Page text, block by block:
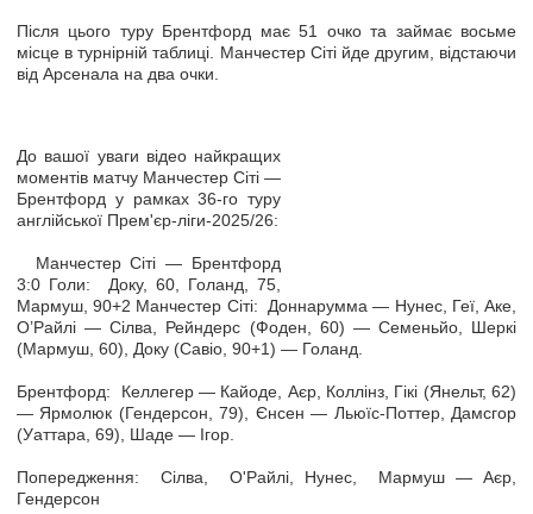
Після цього туру Брентфорд має 51 очко та займає восьме
місце в турнірній таблиці. Манчестер Сіті йде другим, відстаючи
від Арсенала на два очки.
До вашої уваги відео найкращих
моментів матчу Манчестер Сіті —
Брентфорд у рамках 36-го туру
англійської Прем'єр-ліги-2025/26:
Манчестер Сіті — Брентфорд
3:0 Голи: Доку, 60, Голанд, 75,
Мармуш, 90+2 Манчестер Сіті: Доннарумма — Нунес, Геї, Аке,
О’Райлі — Сілва, Рейндерс (Фоден, 60) — Семеньйо, Шеркі
(Мармуш, 60), Доку (Савіо, 90+1) — Голанд.
Брентфорд: Келлегер — Кайоде, Аєр, Коллінз, Гікі (Янельт, 62)
— Ярмолюк (Гендерсон, 79), Єнсен — Льюїс-Поттер, Дамсгор
(Уаттара, 69), Шаде — Ігор.
Попередження: Сілва, О'Райлі, Нунес, Мармуш — Аєр,
Гендерсон